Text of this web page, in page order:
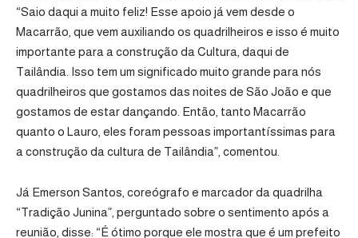
“Saio daqui a muito feliz! Esse apoio já vem desde o
Macarrão, que vem auxiliando os quadrilheiros e isso é muito
importante para a construção da Cultura, daqui de
Tailândia. Isso tem um significado muito grande para nós
quadrilheiros que gostamos das noites de São João e que
gostamos de estar dançando. Então, tanto Macarrão
quanto o Lauro, eles foram pessoas importantíssimas para
a construção da cultura de Tailândia”, comentou.
Já Emerson Santos, coreógrafo e marcador da quadrilha
“Tradição Junina”, perguntado sobre o sentimento após a
reunião, disse: “É ótimo porque ele mostra que é um prefeito